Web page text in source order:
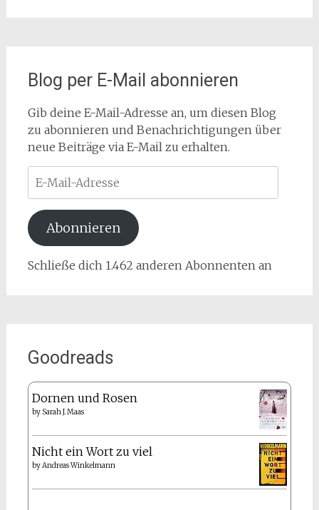
Blog per E-Mail abonnieren
Gib deine E-Mail-Adresse an, um diesen Blog
zu abonnieren und Benachrichtigungen über
neue Beiträge via E-Mail zu erhalten.
Mail-
Adresse
Abonnieren
Schließe dich 1.462 anderen Abonnenten an
Goodreads
Dornen und Rosen
by Sarah J. Maas
Nicht ein Wort zu viel
byAndreas Winkelmann